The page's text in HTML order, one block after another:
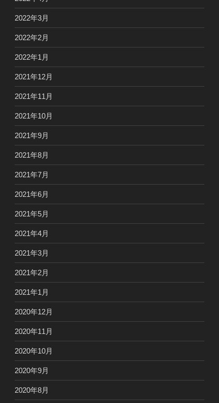
2022年3月
2022年2月
2022年1月
2021年12月
2021年11月
2021年10月
2021年9月
2021年8月
2021年7月
2021年6月
2021年5月
2021年4月
2021年3月
2021年2月
2021年1月
2020年12月
2020年11月
2020年10月
2020年9月
2020年8月